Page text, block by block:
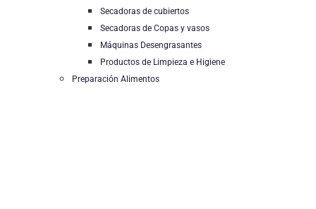
Secadoras de cubiertos
Secadoras de Copas y vasos
Máquinas Desengrasantes
Productos de Limpieza e Higiene
Preparación Alimentos